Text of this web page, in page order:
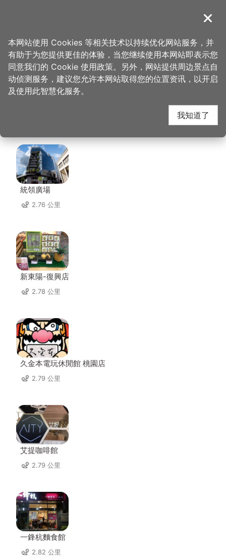
導覽
首页 > 想去的地方 > 住宿 > 绿的旅馆(3星)
绿的旅馆(3星) 周边店
家
統領廣場
2.76 公里
新東陽-復興店
2.78 公里
久金本電玩休閒館 桃園店
2.79 公里
艾提咖啡館
2.79 公里
一鋒杭麵食館
2.82 公里
关闭
本网站使用 Cookies 等相关技术以持续优化网站服务，并
有助于为您提供更佳的体验，当您继续使用本网站即表示您
同意我们的 Cookie 使用政策。另外，网站提供周边景点自
动侦测服务，建议您允许本网站取得您的位置资讯，以开启
及使用此智慧化服务。
我知道了